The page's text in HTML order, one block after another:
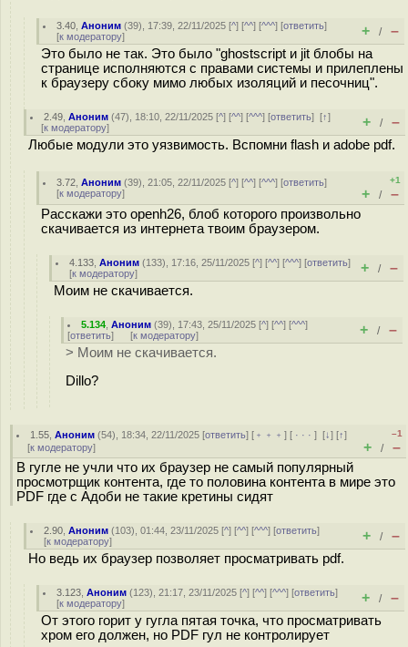
3.40 ,Аноним (39), 17:39, 22/11/2025 [^] [^^] [^^^] [ответить]
[к модератору] + / –
Это было не так. Это было "ghostscript и jit блобы на
странице исполняются с правами системы и прилеплены
к браузеру сбоку мимо любых изоляций и песочниц".
2.49 ,Аноним (47), 18:10, 22/11/2025 [^] [^^] [^^^] [ответить][↑]
[к модератору] + / –
Любые модули это уязвимость. Вспомни flash и adobe pdf.
3.72 ,Аноним (39), 21:05, 22/11/2025 [^] [^^] [^^^] [ответить]
[к модератору]
+1
+ / –
Расскажи это openh26, блоб которого произвольно
скачивается из интернета твоим браузером.
4.133 ,Аноним (133), 17:16, 25/11/2025 [^] [^^] [^^^] [ответить]
[к модератору] + / –
Моим не скачивается.
5.134 ,Аноним (39), 17:43, 25/11/2025 [^] [^^] [^^^]
[ответить] [к модератору] + / –
> Моим не скачивается.
Dillo?
1.55 ,Аноним (54), 18:34, 22/11/2025 [ответить] [ ﹢﹢﹢] [ · · ·][↓] [↑]
[к модератору]
–1
+ / –
В гугле не учли что их браузер не самый популярный
просмотрщик контента, где то половина контента в мире это
PDF где с Адоби не такие кретины сидят
2.90 ,Аноним (103), 01:44, 23/11/2025 [^] [^^] [^^^] [ответить]
[к модератору] + / –
Но ведь их браузер позволяет просматривать pdf.
3.123 ,Аноним (123), 21:17, 23/11/2025 [^] [^^] [^^^] [ответить]
[к модератору] + / –
От этого горит у гугла пятая точка, что просматривать
хром его должен, но PDF гул не контролирует